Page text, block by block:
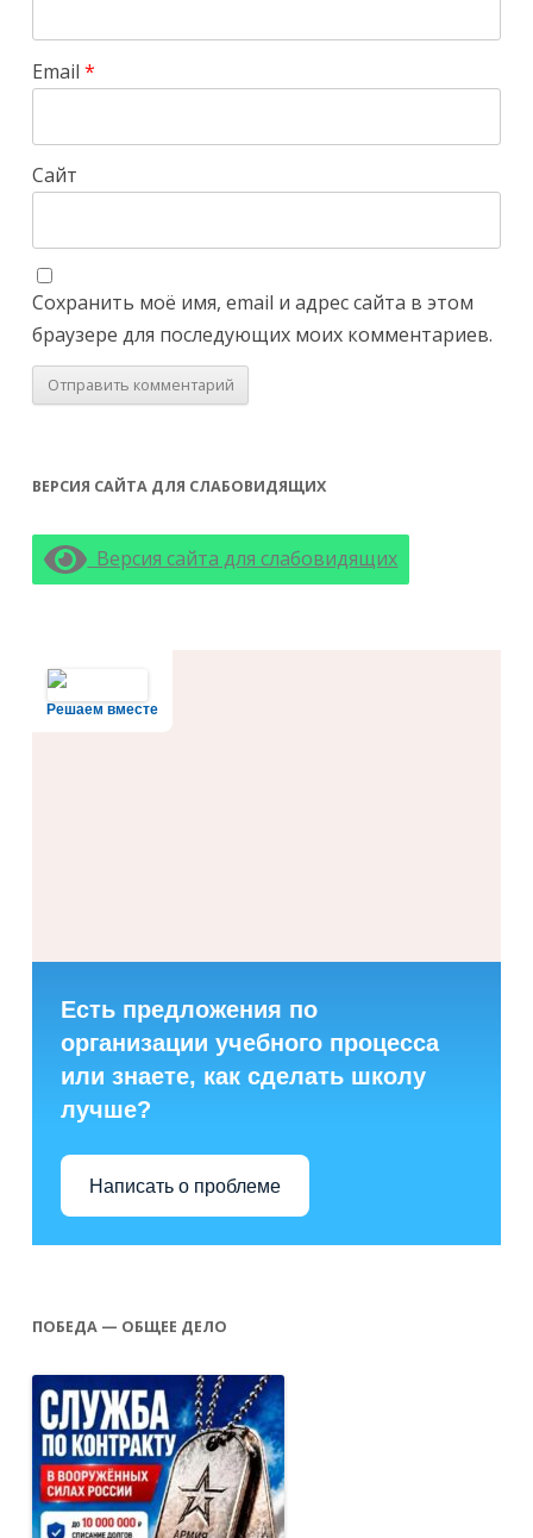
Email*
Сайт
Сохранить моё имя, email и адрес сайта в этом
браузере для последующих моих комментариев.
ВЕРСИЯ САЙТА ДЛЯ СЛАБОВИДЯЩИХ
Версия сайта для слабовидящих
Решаем вместе
Есть предложения по
организации учебного процесса
или знаете, как сделать школу
лучше?
Написать о проблеме
ПОБЕДА — ОБЩЕЕ ДЕЛО